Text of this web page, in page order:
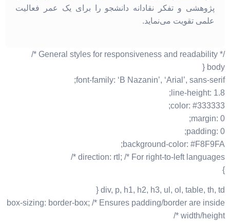
پژوهشی و تفکر نقادانه دانشجو را برای یک عمر فعالیت
علمی تقویت می‌نماید.
/* General styles for responsiveness and readability */
body {
font-family: ‘B Nazanin’, ‘Arial’, sans-serif;
line-height: 1.8;
color: #333333;
margin: 0;
padding: 0;
background-color: #F8F9FA;
direction: rtl; /* For right-to-left languages */
}
div, p, h1, h2, h3, ul, ol, table, th, td {
box-sizing: border-box; /* Ensures padding/border are inside
width/height */